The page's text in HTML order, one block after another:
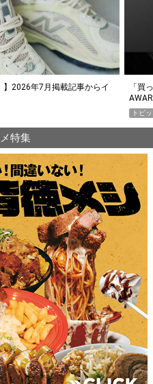
【GoodsPress 2026上半期
薄着
PR
特集